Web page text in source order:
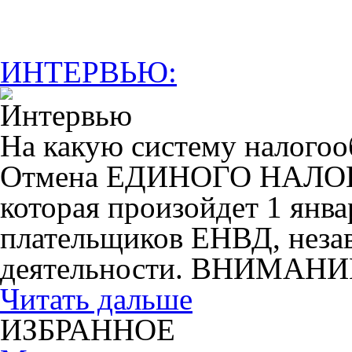
ИНТЕРВЬЮ:
На какую систему
Отмена ЕДИНОГО
которая произойдет 1
плательщиков ЕНВД,
деятельности.
Читать дальше
ИЗБРАННОЕ